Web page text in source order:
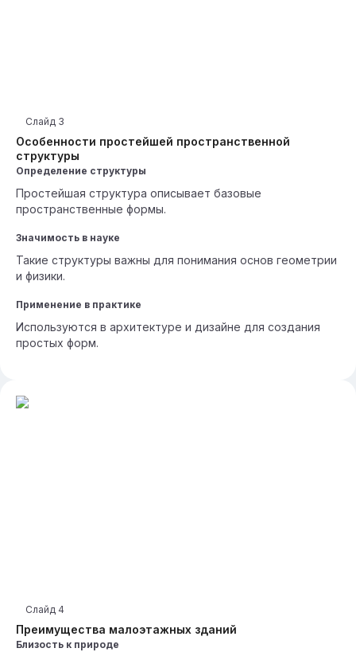
Особенности простейшей пространственной
структуры
Слайд 3
Определение структуры
Простейшая структура описывает базовые
пространственные формы.
Значимость в науке
Такие структуры важны для понимания основ геометрии
и физики.
Применение в практике
Используются в архитектуре и дизайне для создания
простых форм.
Преимущества малоэтажных зданий
Слайд 4
Близость к природе